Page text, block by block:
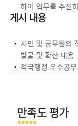
하여 업무를 추진
게시 내용
시민 및 공무원의
발굴 및 확산 내용
적극행정 우수공
만족도 평가